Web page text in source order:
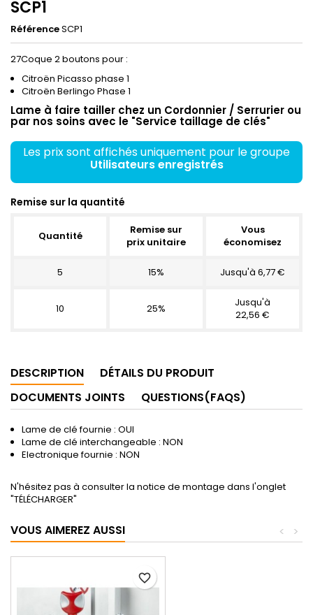
SCP1
RéférenceSCP1
27Coque 2 boutons pour :
Citroën Picasso phase 1
Citroën Berlingo Phase 1
Lame à faire tailler chez un Cordonnier / Serrurier ou
par nos soins avec le "Service taillage de clés"
Les prix sont affichés uniquement pour le groupe
Utilisateurs enregistrés
Remise sur la quantité
Quantité
Remise sur
prix unitaire
Vous
économisez
5 15% Jusqu'à 6,77 €
10 25%
Jusqu'à
22,56 €
DESCRIPTION
DÉTAILS DU PRODUIT
DOCUMENTS JOINTS
QUESTIONS(FAQS)
Lame de clé fournie : OUI
Lame de clé interchangeable : NON
Electronique fournie : NON
N'hésitez pas à consulter la notice de montage dans l'onglet
"TÉLÉCHARGER"
VOUS AIMEREZ AUSSI >
<
favorite_border